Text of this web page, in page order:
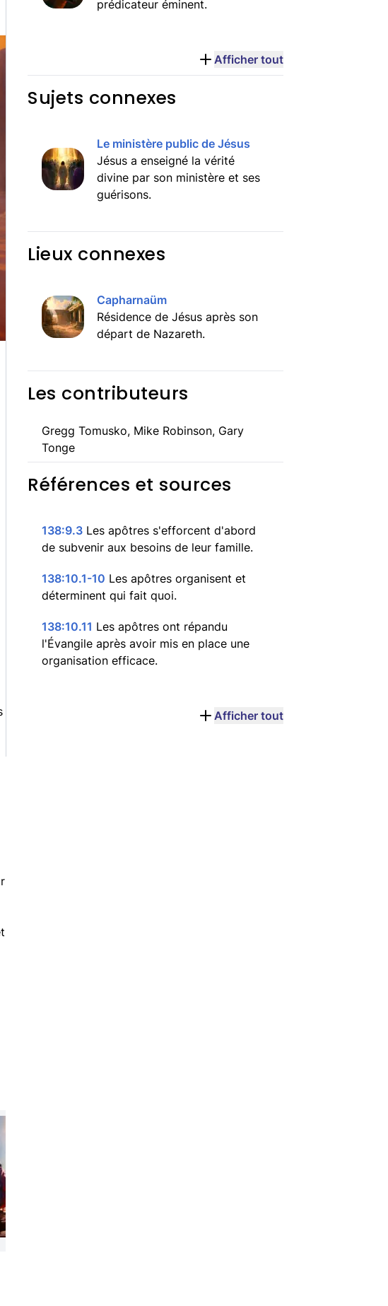
prédicateur éminent.
Afficher tout
Sujets connexes
Le ministère public de Jésus
Jésus a enseigné la vérité
divine par son ministère et ses
guérisons.
Lieux connexes
Capharnaüm
Résidence de Jésus après son
départ de Nazareth.
Les contributeurs
Gregg Tomusko, Mike Robinson, Gary
Tonge
Références et sources
138:9.3 Les apôtres s'efforcent d'abord
de subvenir aux besoins de leur famille.
138:10.1-10 Les apôtres organisent et
déterminent qui fait quoi.
138:10.11 Les apôtres ont répandu
l'Évangile après avoir mis en place une
organisation efficace.
Afficher tout